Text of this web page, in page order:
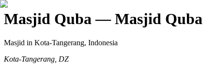
Masjid Quba— Masjid Quba
Masjid in Kota-Tangerang, Indonesia
Kota-Tangerang, DZ